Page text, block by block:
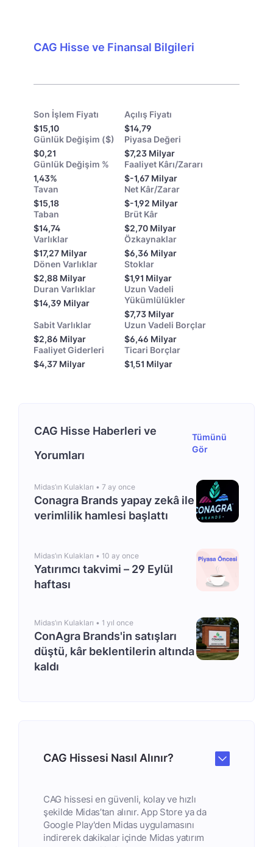
CAG Hisse ve Finansal Bilgileri
Son İşlem Fiyatı
$15,10
Açılış Fiyatı
$14,79
Günlük Değişim ($)
$0,21
Piyasa Değeri
$7,23 Milyar
Günlük Değişim %
1,43%
Faaliyet Kârı/Zararı
$-1,67 Milyar
Tavan
$15,18
Net Kâr/Zarar
$-1,92 Milyar
Taban
$14,74
Brüt Kâr
$2,70 Milyar
Varlıklar
$17,27 Milyar
Özkaynaklar
$6,36 Milyar
Dönen Varlıklar
$2,88 Milyar
Stoklar
$1,91 Milyar
Duran Varlıklar
$14,39 Milyar
Uzun Vadeli
Yükümlülükler
$7,73 Milyar
Sabit Varlıklar
$2,86 Milyar
Uzun Vadeli Borçlar
$6,46 Milyar
Faaliyet Giderleri
$4,37 Milyar
Ticari Borçlar
$1,51 Milyar
CAG Hisse Haberleri ve
Yorumları
Tümünü
Gör
Midas’ın Kulakları • 7 ay once
Conagra Brands yapay zekâ ile
verimlilik hamlesi başlattı
Midas’ın Kulakları • 10 ay once
Yatırımcı takvimi – 29 Eylül
haftası
Midas’ın Kulakları • 1 yıl once
ConAgra Brands'in satışları
düştü, kâr beklentilerin altında
kaldı
CAG Hissesi Nasıl Alınır?
CAG hissesi en güvenli, kolay ve hızlı
şekilde Midas’tan alınır. App Store ya da
Google Play'den Midas uygulamasını
indirerek dakikalar içinde Midas yatırım